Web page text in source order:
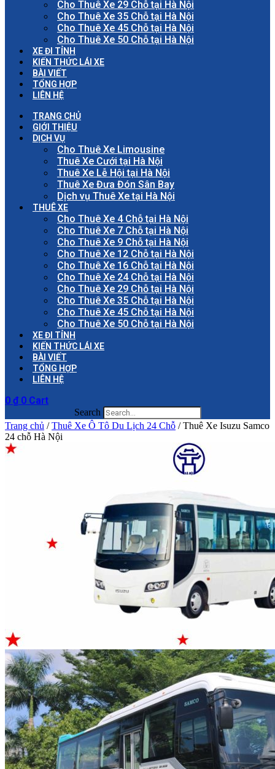
Cho Thuê Xe 29 Chỗ tại Hà Nội
Cho Thuê Xe 35 Chỗ tại Hà Nội
Cho Thuê Xe 45 Chỗ tại Hà Nội
Cho Thuê Xe 50 Chỗ tại Hà Nội
XE ĐI TỈNH
KIẾN THỨC LÁI XE
BÀI VIẾT
TỔNG HỢP
LIÊN HỆ
TRANG CHỦ
GIỚI THIỆU
DỊCH VỤ
Cho Thuê Xe Limousine
Thuê Xe Cưới tại Hà Nội
Thuê Xe Lễ Hội tại Hà Nội
Thuê Xe Đưa Đón Sân Bay
Dịch vụ Thuê Xe tại Hà Nội
THUÊ XE
Cho Thuê Xe 4 Chỗ tại Hà Nội
Cho Thuê Xe 7 Chỗ tại Hà Nội
Cho Thuê Xe 9 Chỗ tại Hà Nội
Cho Thuê Xe 12 Chỗ tại Hà Nội
Cho Thuê Xe 16 Chỗ tại Hà Nội
Cho Thuê Xe 24 Chỗ tại Hà Nội
Cho Thuê Xe 29 Chỗ tại Hà Nội
Cho Thuê Xe 35 Chỗ tại Hà Nội
Cho Thuê Xe 45 Chỗ tại Hà Nội
Cho Thuê Xe 50 Chỗ tại Hà Nội
XE ĐI TỈNH
KIẾN THỨC LÁI XE
BÀI VIẾT
TỔNG HỢP
LIÊN HỆ
0 ₫ 0 Cart
Search
Trang chủ /Thuê Xe Ô Tô Du Lịch 24 Chỗ / Thuê Xe Isuzu Samco
24 chỗ Hà Nội